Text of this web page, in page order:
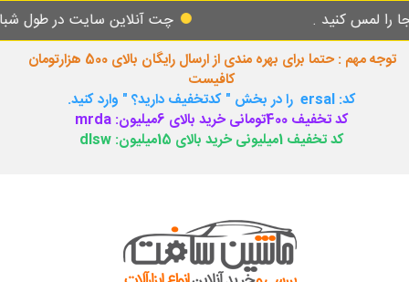
کنید . چت آنلاین سایت در طول شبانه
توجه مهم : حتما برای بهره مندی از ارسال رایگان بالای 500 هزارتومان
کافیست
کد: ersal را در بخش " کدتخفیف دارید؟ " وارد کنید.
کد تخفیف 400تومانی خرید بالای 6میلیون: mrda
کد تخفیف 1میلیونی خرید بالای 15میلیون: dlsw